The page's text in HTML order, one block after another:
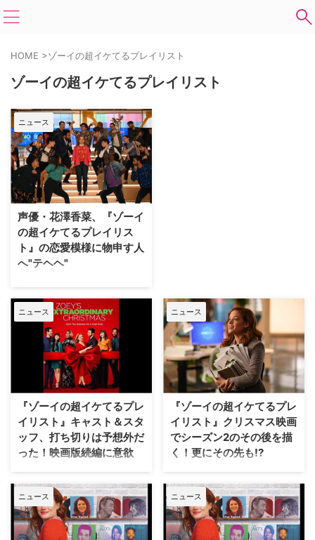
HOME >ゾーイの超イケてるプレイリスト
ゾーイの超イケてるプレイリスト
ニュース
声優・花澤香菜、『ゾーイ
の超イケてるプレイリス
ト』の恋愛模様に物申す人
へ"テヘヘ"
ンを主人公に描くミュージカルコ
メディ『ゾーイの超イケてるプレ
イリスト』。本作の吹替版で主人
公ゾーイの吹替を務める花澤香菜
のコメントが到着した。 『ゾー
イの超イケてるプレイリスト』
は、製作総指揮を務めるオーステ
ィン・ウィンズバーグ（『ゴシッ
プガール』）の家族に起…
ニュース
『ゾーイの超イケてるプレ
イリスト』キャスト＆スタ
ッフ、打ち切りは予想外だ
った！映画版続編に意欲
米NBCのミュージカルコメディ
『ゾーイの超イケてるプレイリス
ト』は、シーズン2で打ち切りが
発表された後、クリスマス映画の
製作が決まったが、キャストとク
ニュース
『ゾーイの超イケてるプレ
イリスト』クリスマス映画
でシーズン2のその後を描
く！更にその先も!?
シーズン2で打ち切りが発表され
た米NBCのミュージカルコメデ
ィ『ゾーイの超イケてるプレイリ
スト』。配信サービスでの救済も
期待されていたが、シーズン更新
ニュース ニュース